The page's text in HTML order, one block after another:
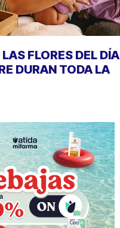
FLORES DEL DÍA
DURAN TODA LA